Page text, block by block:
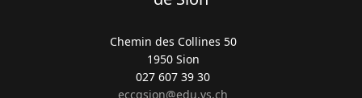
Chemin des Collines 50
1950 Sion
027 607 39 30
eccgsion@edu.vs.ch